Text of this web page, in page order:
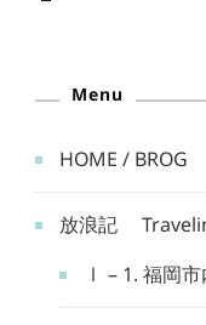
Menu
HOME / BROG
放浪記
Ⅰ – 1. 福岡市